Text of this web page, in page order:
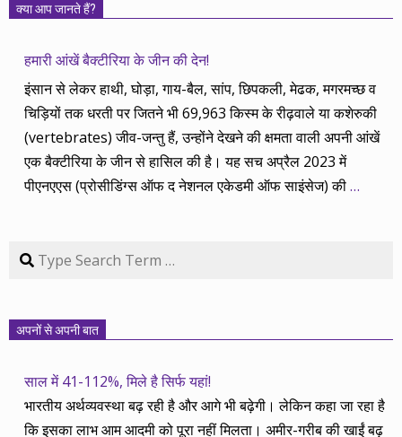
क्या आप जानते हैं?
हमारी आंखें बैक्टीरिया के जीन की देन!
इंसान से लेकर हाथी, घोड़ा, गाय-बैल, सांप, छिपकली, मेढक, मगरमच्छ व
चिड़ियों तक धरती पर जितने भी 69,963 किस्म के रीढ़वाले या कशेरुकी
(vertebrates) जीव-जन्तु हैं, उन्होंने देखने की क्षमता वाली अपनी आंखें
एक बैक्टीरिया के जीन से हासिल की है। यह सच अप्रैल 2023 में
पीएनएएस (प्रोसीडिंग्स ऑफ द नेशनल एकेडमी ऑफ साइंसेज) की…
Search
अपनों से अपनी बात
साल में 41-112%, मिले है सिर्फ यहां!
भारतीय अर्थव्यवस्था बढ़ रही है और आगे भी बढ़ेगी। लेकिन कहा जा रहा है
कि इसका लाभ आम आदमी को पूरा नहीं मिलता। अमीर-गरीब की खाईं बढ़